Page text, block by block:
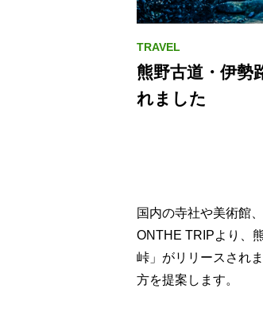
熊野古道・伊勢
れました
国内の寺社や美術館
ONTHE TRIPより、
峠」がリリースされ
方を提案します。